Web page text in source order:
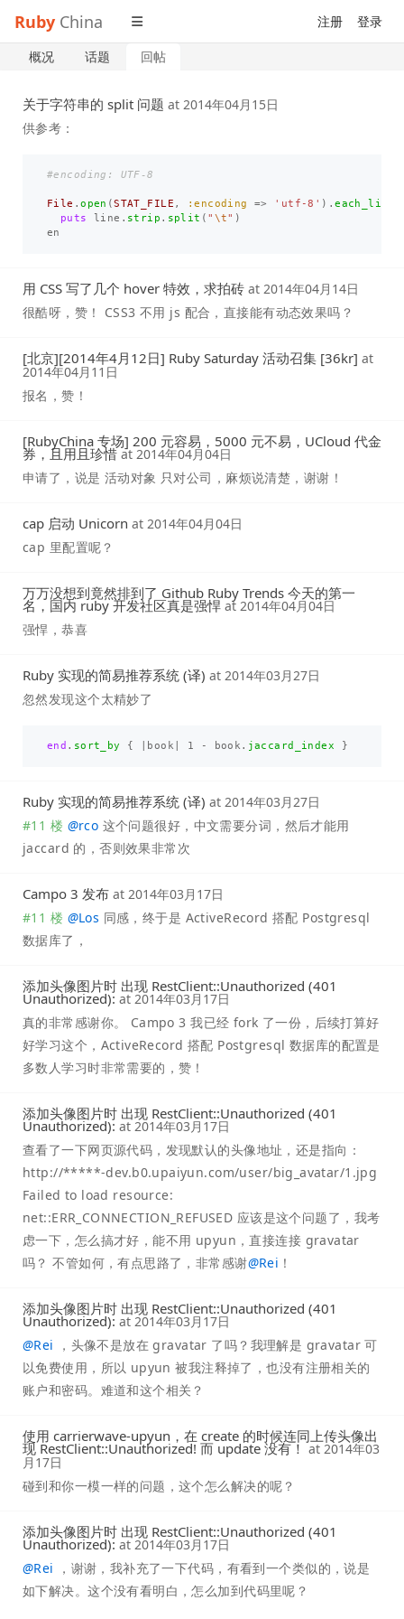
Ruby China 注册 登录
概况 话题 回帖
关于字符串的 split 问题 at 2014年04月15日
供参考：
#encoding: UTF-8
File .open (STAT_FILE , :encoding => 'utf-8' ).each_line
puts
line . strip . split ( " \t" )
en
用 CSS 写了几个 hover 特效，求拍砖 at 2014年04月14日
很酷呀，赞！ CSS3 不用 js 配合，直接能有动态效果吗？
[北京][2014年4月12日] Ruby Saturday 活动召集 [36kr] at
2014年04月11日
报名，赞！
[RubyChina 专场] 200 元容易，5000 元不易，UCloud 代金
券，且用且珍惜 at 2014年04月04日
申请了，说是 活动对象 只对公司，麻烦说清楚，谢谢！
cap 启动 Unicorn at 2014年04月04日
cap 里配置呢？
万万没想到竟然排到了 Github Ruby Trends 今天的第一
名，国内 ruby 开发社区真是强悍 at 2014年04月04日
强悍，恭喜
Ruby 实现的简易推荐系统 (译) at 2014年03月27日
忽然发现这个太精妙了
end . sort_by { book 1 - book . jaccard_index }
Ruby 实现的简易推荐系统 (译) at 2014年03月27日
#11 楼 @rco 这个问题很好，中文需要分词，然后才能用
jaccard 的，否则效果非常次
Campo 3 发布 at 2014年03月17日
#11 楼 @Los 同感，终于是 ActiveRecord 搭配 Postgresql
数据库了，
添加头像图片时 出现 RestClient::Unauthorized (401
Unauthorized): at2014年03月17日
真的非常感谢你。 Campo 3 我已经 fork 了一份，后续打算好
好学习这个，ActiveRecord 搭配 Postgresql 数据库的配置是
多数人学习时非常需要的，赞！
添加头像图片时 出现 RestClient::Unauthorized (401
Unauthorized): at2014年03月17日
查看了一下网页源代码，发现默认的头像地址，还是指向：
http://*****-dev.b0.upaiyun.com/user/big_avatar/1.jpg
Failed to load resource:
net::ERR_CONNECTION_REFUSED 应该是这个问题了，我考
虑一下，怎么搞才好，能不用 upyun，直接连接 gravatar
吗？ 不管如何，有点思路了，非常感谢@Rei ！
添加头像图片时 出现 RestClient::Unauthorized (401
Unauthorized): at2014年03月17日
@Rei ，头像不是放在 gravatar 了吗？我理解是 gravatar 可
以免费使用，所以 upyun 被我注释掉了，也没有注册相关的
账户和密码。难道和这个相关？
使用 carrierwave-upyun，在 create 的时候连同上传头像出
现 RestClient::Unauthorized! 而 update 没有！ at 2014年03
月17日
碰到和你一模一样的问题，这个怎么解决的呢？
添加头像图片时 出现 RestClient::Unauthorized (401
Unauthorized): at2014年03月17日
@Rei ，谢谢，我补充了一下代码，有看到一个类似的，说是
如下解决。这个没有看明白，怎么加到代码里呢？